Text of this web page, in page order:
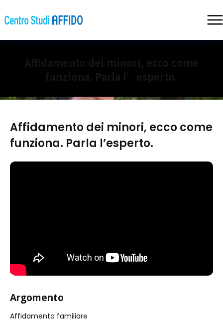
Affidamento dei minori, ecco come
funziona. Parla l’esperto.
Argomento
Affidamento familiare